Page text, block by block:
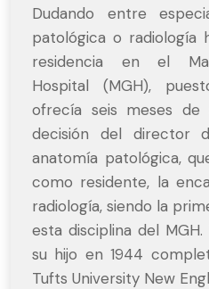
Dudando entre
patológica o radiología
residencia en el
Hospital (MGH),
ofrecía seis meses de
decisión del director
anatomía patológica,
como residente, la
radiología, siendo la
esta disciplina del
su hijo en 1944
Tufts University New